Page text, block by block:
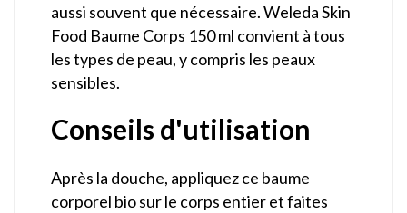
aussi souvent que nécessaire. Weleda Skin
Food Baume Corps 150 ml convient à tous
les types de peau, y compris les peaux
sensibles.
Conseils d'utilisation
Après la douche, appliquez ce baume
corporel bio sur le corps entier et faites